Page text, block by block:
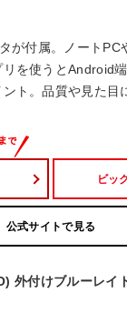
が付属。ノートPC
を使うとAndroid
ト。品質や見た目
ビッ
公式サイトで見る
外付けブルーレイ